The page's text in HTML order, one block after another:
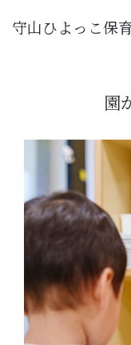
守山ひよっこ保
園